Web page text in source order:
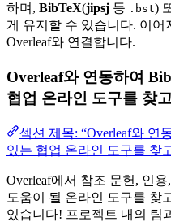
하며, BibTeX(jipsj 등 .bst)
게 유지할 수 있습니다. 이
Overleaf와 연결합니다.
Overleaf와 연동하여
협업 온라인 도구를 찾
섹션 제목: “Overleaf와 연
있는 협업 온라인 도구를 찾
Overleaf에서 참조 문헌, 인
도움이 될 온라인 도구를 찾
있습니다! 프로젝트 내의 팀